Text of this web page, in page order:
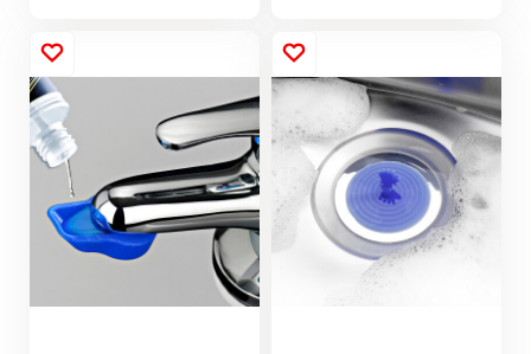
dážď steká, nečistoty
sa neusádzajú a okno
sa nezahmlieva. Na
všetky sklenené a
zrkadlové plochy.
rozprašovačom na
rukoväti Vám uľahčí
prácu: nastriekate,
vyčistíte, zotriete -
hotovo! Čistota bez
šmúh, bez vedra, bez
mokrých rúk!